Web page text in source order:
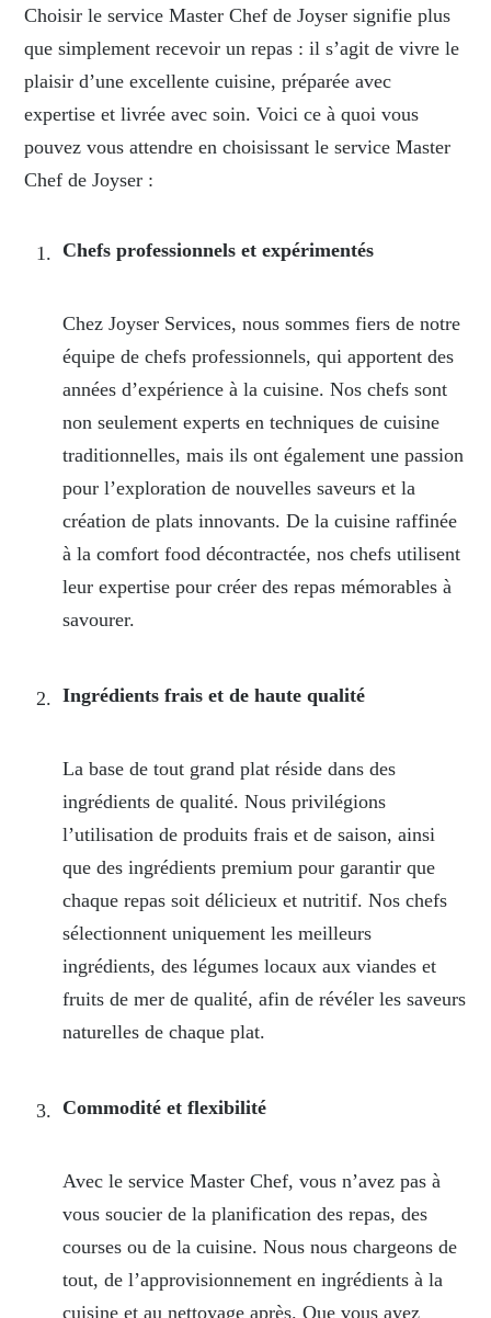
Choisir le service Master Chef de Joyser signifie plus
que simplement recevoir un repas : il s’agit de vivre le
plaisir d’une excellente cuisine, préparée avec
expertise et livrée avec soin. Voici ce à quoi vous
pouvez vous attendre en choisissant le service Master
Chef de Joyser :
Chefs professionnels et expérimentés
Chez Joyser Services, nous sommes fiers de notre
équipe de chefs professionnels, qui apportent des
années d’expérience à la cuisine. Nos chefs sont
non seulement experts en techniques de cuisine
traditionnelles, mais ils ont également une passion
pour l’exploration de nouvelles saveurs et la
création de plats innovants. De la cuisine raffinée
à la comfort food décontractée, nos chefs utilisent
leur expertise pour créer des repas mémorables à
savourer.
Ingrédients frais et de haute qualité
La base de tout grand plat réside dans des
ingrédients de qualité. Nous privilégions
l’utilisation de produits frais et de saison, ainsi
que des ingrédients premium pour garantir que
chaque repas soit délicieux et nutritif. Nos chefs
sélectionnent uniquement les meilleurs
ingrédients, des légumes locaux aux viandes et
fruits de mer de qualité, afin de révéler les saveurs
naturelles de chaque plat.
Commodité et flexibilité
Avec le service Master Chef, vous n’avez pas à
vous soucier de la planification des repas, des
courses ou de la cuisine. Nous nous chargeons de
tout, de l’approvisionnement en ingrédients à la
cuisine et au nettoyage après. Que vous ayez